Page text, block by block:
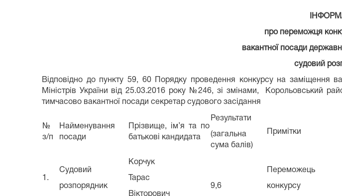
про переможця
вакантної посади
судовий
Відповідно до пункту 59, 60 Порядку проведення конкурсу на заміщення
Міністрів України від 25.03.2016 року №246, зі змінами, Корольовський
тимчасово вакантної посади секретар судового засідання
№
з/п
Найменування
посади
Прізвище, ім’я та по
батькові кандидата
Результати
(загальна
сума балів)
Примітки
1.
Судовий
розпорядник
Корчук
Тарас
Вікторович
9,6
Переможець
конкурсу